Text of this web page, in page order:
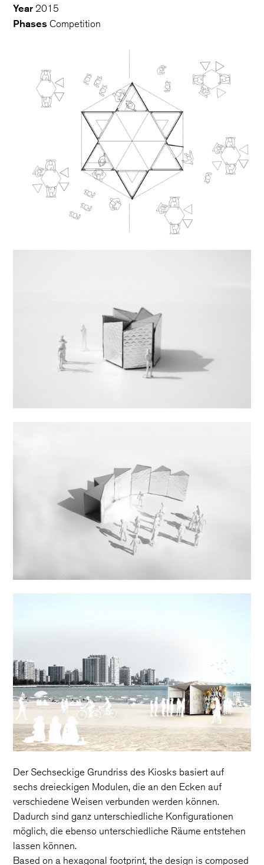
Year 2015
Phases Competition
Der Sechseckige Grundriss des Kiosks basiert auf
sechs dreieckigen Modulen, die an den Ecken auf
verschiedene Weisen verbunden werden können.
Dadurch sind ganz unterschiedliche Konfigurationen
möglich, die ebenso unterschiedliche Räume entstehen
lassen können.
Based on a hexagonal footprint, the design is composed